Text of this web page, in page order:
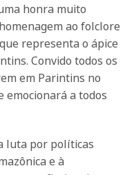
honra muito
ao folclore
representa o ápice
Convido todos os
em Parintins no
emocionará a todos
luta por políticas
e à